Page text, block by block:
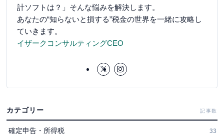
計ソフトは？」そんな悩みを解決します。
あなたの“知らないと損する”税金の世界を一緒に攻略し
ていきます。
イザークコンサルティングCEO
カテゴリー 記事数
確定申告・所得税 33